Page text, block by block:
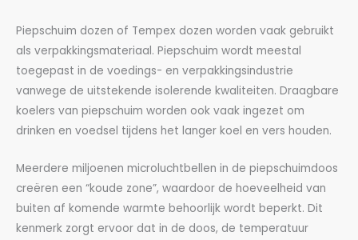
Piepschuim dozen of Tempex dozen worden vaak gebruikt
als verpakkingsmateriaal. Piepschuim wordt meestal
toegepast in de voedings- en verpakkingsindustrie
vanwege de uitstekende isolerende kwaliteiten. Draagbare
koelers van piepschuim worden ook vaak ingezet om
drinken en voedsel tijdens het langer koel en vers houden.
Meerdere miljoenen microluchtbellen in de piepschuimdoos
creëren een “koude zone”, waardoor de hoeveelheid van
buiten af komende warmte behoorlijk wordt beperkt. Dit
kenmerk zorgt ervoor dat in de doos, de temperatuur